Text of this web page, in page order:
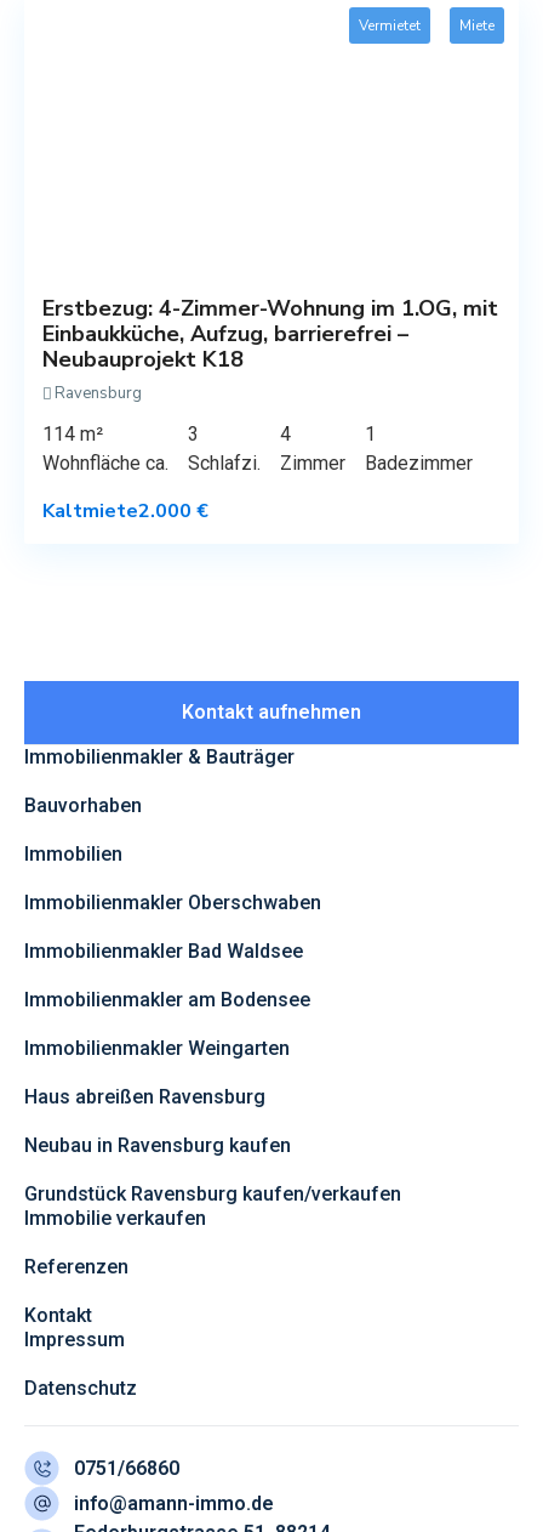
Vermietet Miete
Erstbezug: 4-Zimmer-Wohnung im 1.OG, mit
Einbaukküche, Aufzug, barrierefrei –
Neubauprojekt K18
Ravensburg
114 m²
Wohnfläche ca.
3
Schlafzi.
4
Zimmer
1
Badezimmer
Kaltmiete2.000 €
Immobilienmakler & Bauträger
Bauvorhaben
Immobilien
Immobilienmakler Oberschwaben
Immobilienmakler Bad Waldsee
Immobilienmakler am Bodensee
Immobilienmakler Weingarten
Haus abreißen Ravensburg
Neubau in Ravensburg kaufen
Grundstück Ravensburg kaufen/verkaufen
Immobilie verkaufen
Referenzen
Kontakt
Impressum
Datenschutz
Kontakt aufnehmen
0751/66860
info@amann-immo.de